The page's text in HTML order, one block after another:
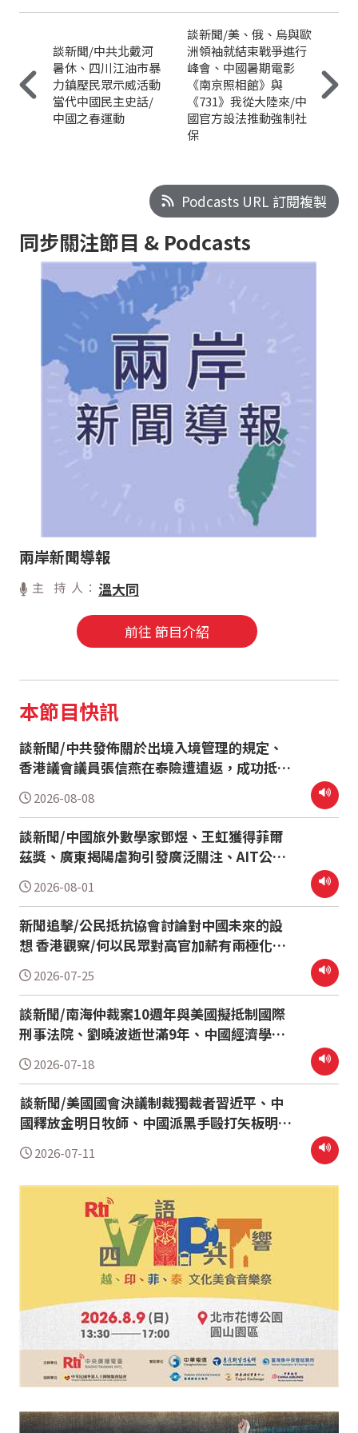
談新聞/中共北戴河
暑休、四川江油市暴
力鎮壓民眾示威活動
當代中國民主史話/
中國之春運動
談新聞/美、俄、烏與歐
洲領袖就結束戰爭進行
峰會、中國暑期電影
《南京照相館》與
《731》我從大陸來/中
國官方設法推動強制社
保
Podcasts URL 訂閱複製
同步關注節目 & Podcasts
兩岸新聞導報
主 持 人： 溫大同
前往 節目介紹
本節目快訊
談新聞/中共發佈關於出境入境管理的規定、
香港議會議員張信燕在泰險遭遣返，成功抵達
溫哥華 誰聽境外廣播/訪10年外逃終於成功的
董廣平先生
2026-08-08
談新聞/中國旅外數學家鄧煜、王虹獲得菲爾
茲獎、廣東揭陽虐狗引發廣泛關注、AIT公佈
美台航艦編隊航行照片、陸配周滿芝被刑判8
年並將註銷台灣身分 台灣文化史/18集：民主
選舉與省籍問題
2026-08-01
新聞追擊/公民抵抗協會討論對中國未來的設
想 香港觀察/何以民眾對高官加薪有兩極化看
法？
2026-07-25
談新聞/南海仲裁案10週年與美國擬抵制國際
刑事法院、劉曉波逝世滿9年、中國經濟學家
高善文之死 我從大陸來/談國軍恢後反共教育
2026-07-18
談新聞/美國國會決議制裁獨裁者習近平、中
國釋放金明日牧師、中國派黑手毆打矢板明夫
思潮史話/孫中山民族主義中的自決與自治
2026-07-11